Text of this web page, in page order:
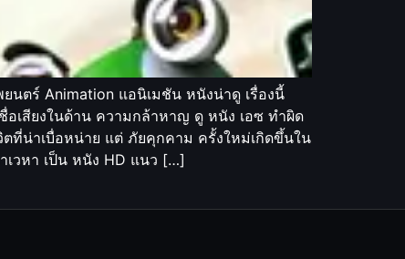
นตร์ Animation แอนิเมชัน หนังน่าดู เรื่องนี้
เสียงในด้าน ความกล้าหาญ ดู หนัง เอซ ทำผิด
ที่น่าเบื่อหน่าย แต่ ภัยคุกคาม ครั้งใหม่เกิดขึ้นใน
เวหา เป็น หนัง HD แนว […]